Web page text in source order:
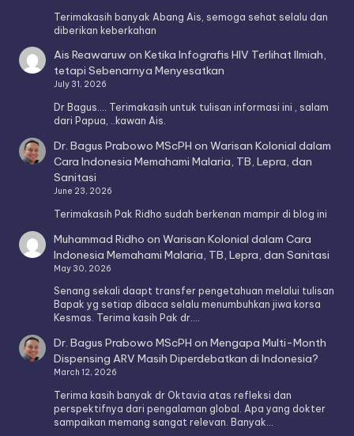
Terimakasih banyak Abang Ais, semoga sehat selalu dan
diberikan keberkahan
Ais ReawaruwonKetika Infografis HIV Terlihat Ilmiah,
tetapi Sebenarnya Menyesatkan
July 31, 2026
Dr Bagus.... Terimakasih untuk tulisan informasi ini , salam
dari Papua, ..kawan Ais.
Dr. Bagus Prabowo MScPH onWarisan Kolonial dalam
Cara Indonesia Memahami Malaria, TB, Lepra, dan
Sanitasi
June 23, 2026
Terimakasih Pak Ridho sudah berkenan mampir di blog ini
Muhammad Ridho onWarisan Kolonial dalam Cara
Indonesia Memahami Malaria, TB, Lepra, dan Sanitasi
May 30, 2026
Senang sekali daapt transfer pengetahuan melalui tulisan
Bapak yg setiap dibaca selalu menumbuhkan jiwa korsa
Kesmas. Terima kasih Pak dr.…
Dr. Bagus Prabowo MScPH onMengapa Multi-Month
Dispensing ARV Masih Diperdebatkan di Indonesia?
March 12, 2026
Terima kasih banyak dr Oktavia atas refleksi dan
perspektifnya dari pengalaman global. Apa yang dokter
sampaikan memang sangat relevan. Banyak…